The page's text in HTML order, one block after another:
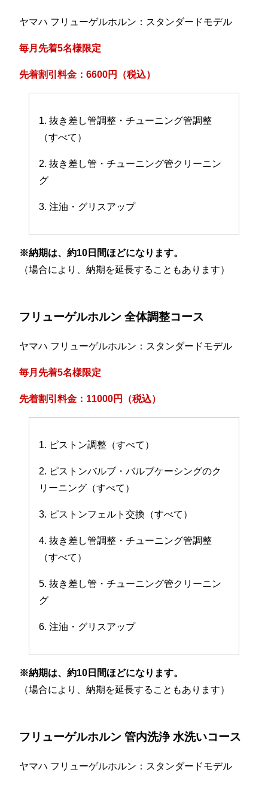
ヤマハ フリューゲルホルン：スタンダードモデル
毎月先着5名様限定
先着割引料金：6600円（税込）
1. 抜き差し管調整・チューニング管調整
（すべて）
2. 抜き差し管・チューニング管クリーニン
グ
3. 注油・グリスアップ
※納期は、約10日間ほどになります。
（場合により、納期を延長することもあります）
フリューゲルホルン 全体調整コース
ヤマハ フリューゲルホルン：スタンダードモデル
毎月先着5名様限定
先着割引料金：11000円（税込）
1. ピストン調整（すべて）
2. ピストンバルブ・バルブケーシングのク
リーニング（すべて）
3. ピストンフェルト交換（すべて）
4. 抜き差し管調整・チューニング管調整
（すべて）
5. 抜き差し管・チューニング管クリーニン
グ
6. 注油・グリスアップ
※納期は、約10日間ほどになります。
（場合により、納期を延長することもあります）
フリューゲルホルン 管内洗浄 水洗いコース
ヤマハ フリューゲルホルン：スタンダードモデル